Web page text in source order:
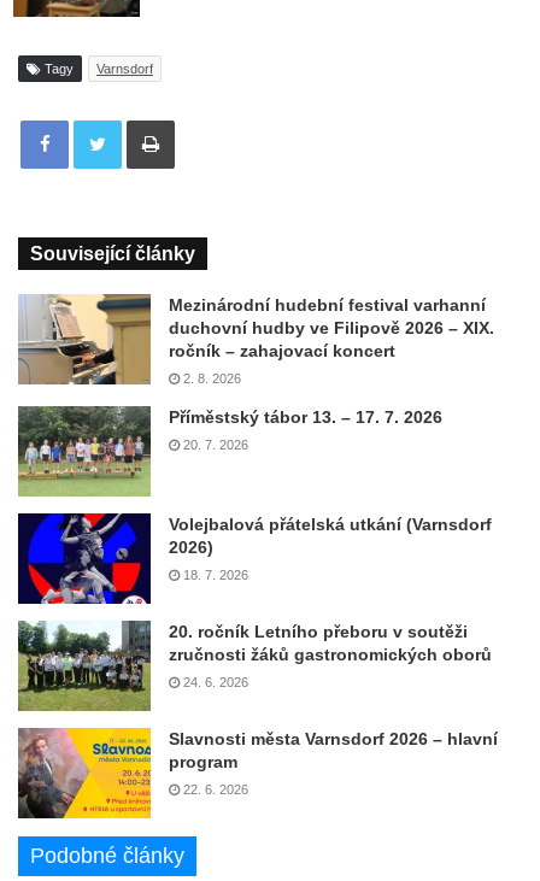
Tagy Varnsdorf
Tisknout
Související články
Mezinárodní hudební festival varhanní
duchovní hudby ve Filipově 2026 – XIX.
ročník – zahajovací koncert
2. 8. 2026
Příměstský tábor 13. – 17. 7. 2026
20. 7. 2026
Volejbalová přátelská utkání (Varnsdorf
2026)
18. 7. 2026
20. ročník Letního přeboru v soutěži
zručnosti žáků gastronomických oborů
24. 6. 2026
Slavnosti města Varnsdorf 2026 – hlavní
program
22. 6. 2026
Podobné články